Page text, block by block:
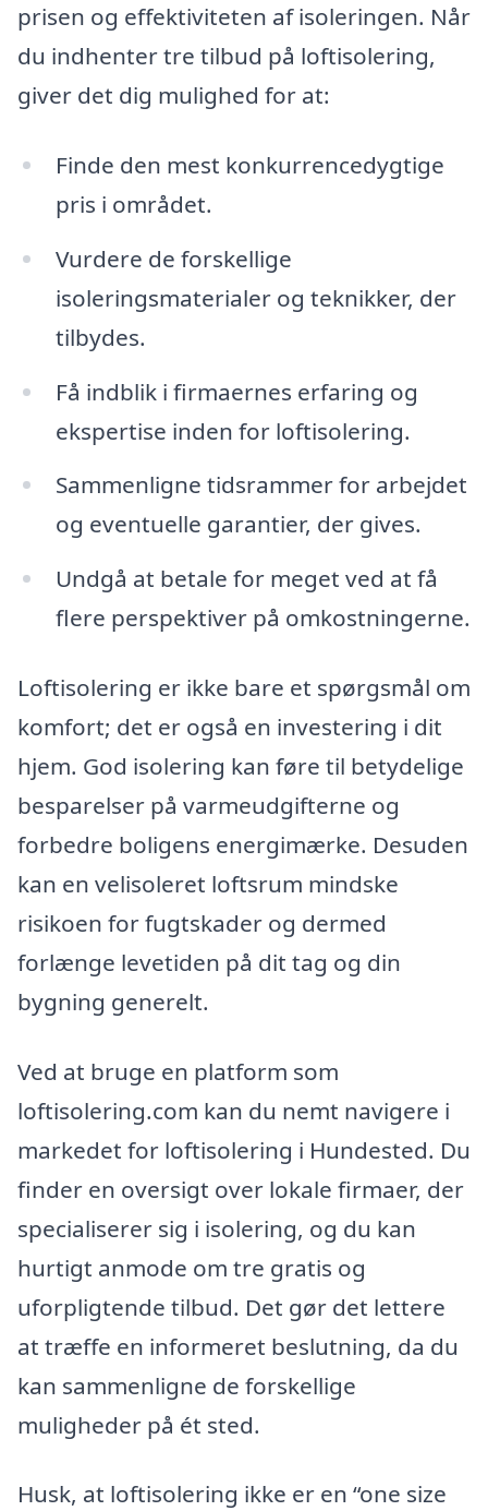
prisen og effektiviteten af isoleringen. Når
du indhenter tre tilbud på loftisolering,
giver det dig mulighed for at:
Finde den mest konkurrencedygtige
pris i området.
Vurdere de forskellige
isoleringsmaterialer og teknikker, der
tilbydes.
Få indblik i firmaernes erfaring og
ekspertise inden for loftisolering.
Sammenligne tidsrammer for arbejdet
og eventuelle garantier, der gives.
Undgå at betale for meget ved at få
flere perspektiver på omkostningerne.
Loftisolering er ikke bare et spørgsmål om
komfort; det er også en investering i dit
hjem. God isolering kan føre til betydelige
besparelser på varmeudgifterne og
forbedre boligens energimærke. Desuden
kan en velisoleret loftsrum mindske
risikoen for fugtskader og dermed
forlænge levetiden på dit tag og din
bygning generelt.
Ved at bruge en platform som
loftisolering.com kan du nemt navigere i
markedet for loftisolering i Hundested. Du
finder en oversigt over lokale firmaer, der
specialiserer sig i isolering, og du kan
hurtigt anmode om tre gratis og
uforpligtende tilbud. Det gør det lettere
at træffe en informeret beslutning, da du
kan sammenligne de forskellige
muligheder på ét sted.
Husk, at loftisolering ikke er en “one size